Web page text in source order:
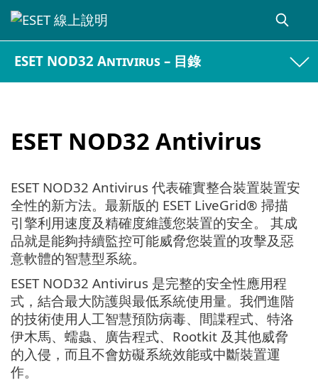
ESET NOD32 Antivirus – 目錄
ESET NOD32 Antivirus
ESET NOD32 Antivirus 代表確實整合裝置裝置安
全性的新方法。最新版的 ESET LiveGrid® 掃描
引擎利用速度及精確度維護您裝置的安全。 其成
品就是能夠持續監控可能威脅您裝置的攻擊及惡
意軟體的智慧型系統。
ESET NOD32 Antivirus 是完整的安全性應用程
式，結合最大防護與最低系統使用量。我們進階
的技術使用人工智慧預防病毒、間諜程式、特洛
伊木馬、蠕蟲、廣告程式、Rootkit 及其他威脅
的入侵，而且不會妨礙系統效能或中斷裝置運
作。